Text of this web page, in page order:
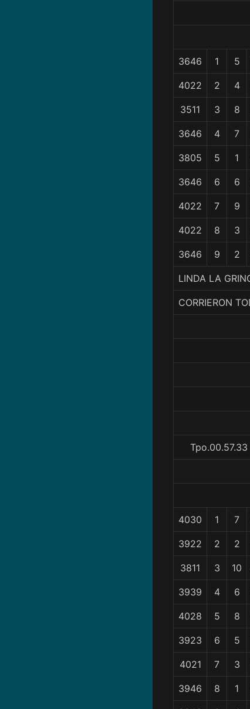
3646 1 5
4022 2 4
3511 3 8
3646 4 7
3805 5 1
3646 6 6
4022 7 9
4022 8 3
3646 9 2
LINDA LA
CORRIERON
4030 1 7
3922 2 2
3811 3 10
3939 4 6
4028 5 8
3923 6 5
4021 7 3
3946 8 1